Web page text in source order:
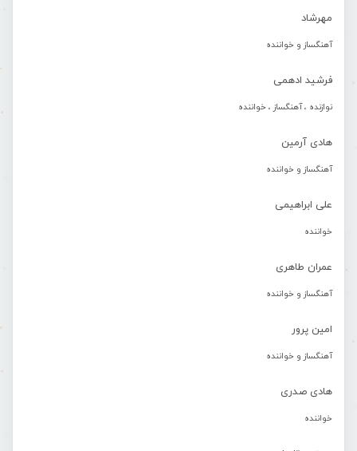
مهرشاد
آهنگساز و خواننده
فرشید ادهمی
نوازنده ، آهنگساز ، خواننده
هادی آرمین
آهنگساز و خواننده
علی ابراهیمی
خواننده
عمران طاهری
آهنگساز و خواننده
امین پرور
آهنگساز و خواننده
هادی صدری
خواننده